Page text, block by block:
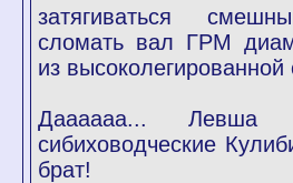
затягиваться
сломать вал ГРМ
из высоколегированной
Даааааа...
сибиховодческие
брат!